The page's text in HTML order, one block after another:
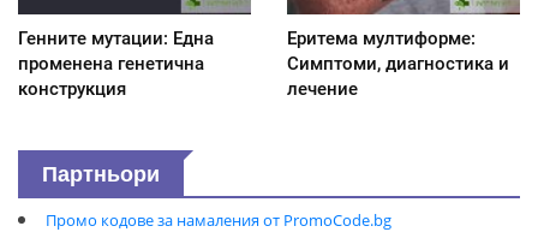
Генните мутации: Една
променена генетична
конструкция
Еритема мултиформе:
Симптоми, диагностика и
лечение
Партньори
Промо кодове за намаления от PromoCode.bg